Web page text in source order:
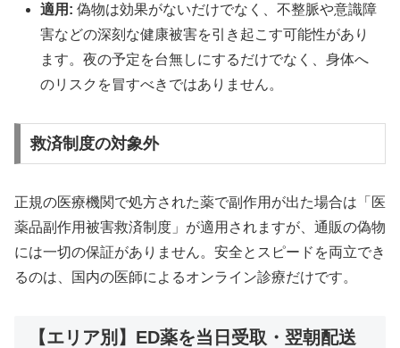
適用: 偽物は効果がないだけでなく、不整脈や意識障
害などの深刻な健康被害を引き起こす可能性があり
ます。夜の予定を台無しにするだけでなく、身体へ
のリスクを冒すべきではありません。
救済制度の対象外
正規の医療機関で処方された薬で副作用が出た場合は「医
薬品副作用被害救済制度」が適用されますが、通販の偽物
には一切の保証がありません。安全とスピードを両立でき
るのは、国内の医師によるオンライン診療だけです。
【エリア別】ED薬を当日受取・翌朝配送